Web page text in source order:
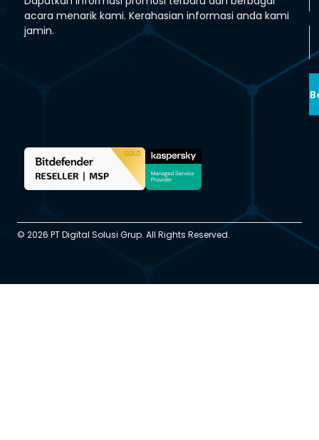
acara menarik kami. Kerahasian informasi anda kami
jamin.
© 2026 PT Digital Solusi Grup. All Rights Reserved.